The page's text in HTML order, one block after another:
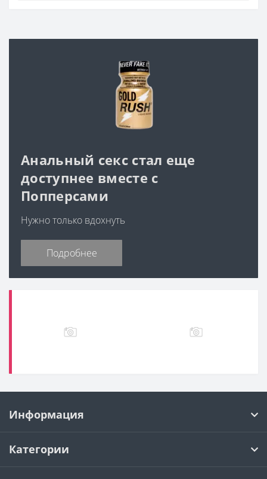
Анальный секс стал еще
доступнее вместе с
Попперсами
Нужно только вдохнуть
Подробнее
Информация
Категории